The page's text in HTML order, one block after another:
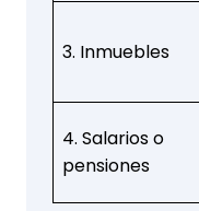
3. Inmuebles
4. Salarios o
pensiones